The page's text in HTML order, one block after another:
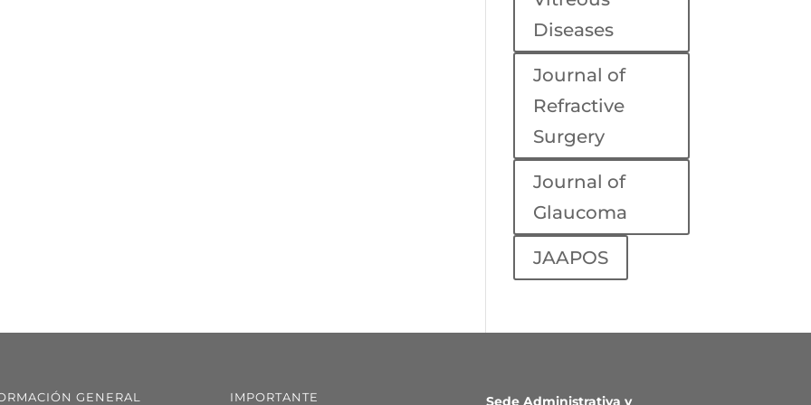
Diseases
Journal of
Refractive
Surgery
Journal of
Glaucoma
JAAPOS
GENERAL IMPORTANTE Sede Administrativa y